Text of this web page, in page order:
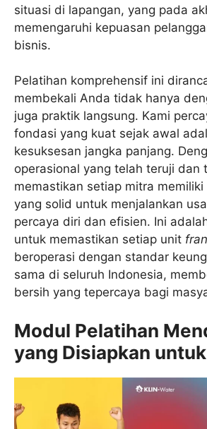
situasi di lapangan, yang pada
memengaruhi kepuasan
bisnis.
Pelatihan komprehensif ini
membekali Anda tidak hanya
juga praktik langsung. Kami
fondasi yang kuat sejak awal
kesuksesan jangka panjang.
operasional yang telah teruji dan
memastikan setiap mitra memiliki
yang solid untuk menjalankan
percaya diri dan efisien. Ini
untuk memastikan setiap unit
beroperasi dengan standar
sama di seluruh Indonesia,
bersih yang tepercaya bagi
Modul Pelatihan
yang Disiapkan